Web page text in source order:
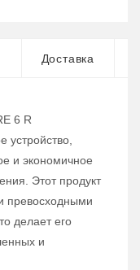
Доставка
6 R
устройство,
и экономичное
Этот продукт
превосходными
делает его
и